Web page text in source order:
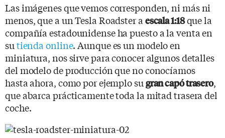
Las imágenes que vemos corresponden, ni más ni
menos, que a un Tesla Roadster a escala 1:18que la
compañía estadounidense ha puesto a la venta en
sutienda online. Aunque es un modelo en
miniatura, nos sirve para conocer algunos detalles
del modelo de producción que no conocíamos
hasta ahora, como por ejemplo su gran capó trasero,
que abarca prácticamente toda la mitad trasera del
coche.